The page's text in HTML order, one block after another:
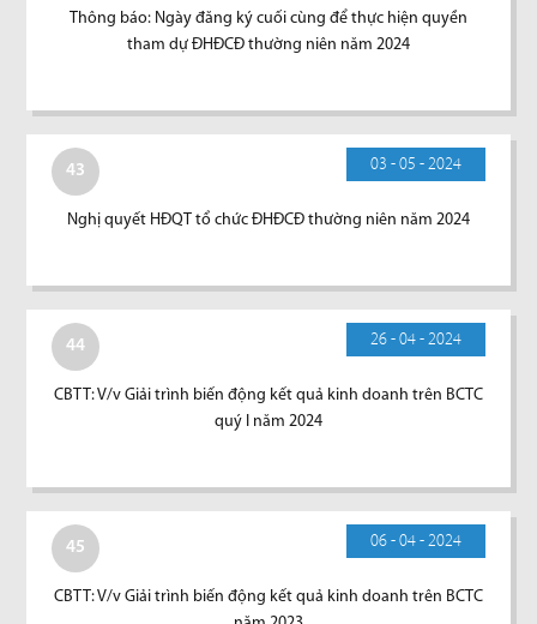
Thông báo: Ngày đăng ký cuối cùng để thực hiện quyền
tham dự ĐHĐCĐ thường niên năm 2024
43 03 - 05 - 2024
Nghị quyết HĐQT tổ chức ĐHĐCĐ thường niên năm 2024
44 26 - 04 - 2024
CBTT: V/v Giải trình biến động kết quả kinh doanh trên BCTC
quý I năm 2024
45 06 - 04 - 2024
CBTT: V/v Giải trình biến động kết quả kinh doanh trên BCTC